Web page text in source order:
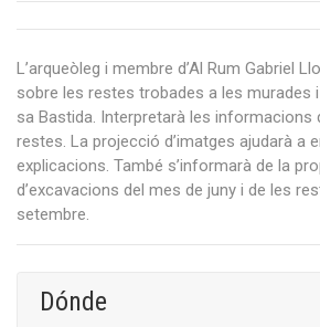
L’arqueòleg i membre d’Al Rum Gabriel
sobre les restes trobades a les murades
sa Bastida. Interpretarà les informacions
restes. La projecció d’imatges ajudarà a
explicacions. També s’informarà de la
d’excavacions del mes de juny i de les
setembre.
Dónde